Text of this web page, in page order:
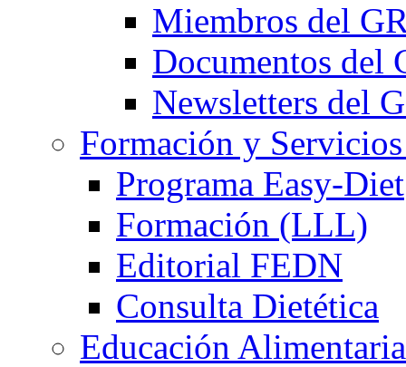
Miembros del
Documentos del
Newsletters del
Formación y
Programa Easy-Diet
Formación (LLL)
Editorial FEDN
Consulta Dietética
Educación Alimentaria